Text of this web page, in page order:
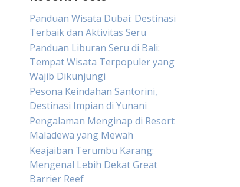
Panduan Wisata Dubai: Destinasi
Terbaik dan Aktivitas Seru
Panduan Liburan Seru di Bali:
Tempat Wisata Terpopuler yang
Wajib Dikunjungi
Pesona Keindahan Santorini,
Destinasi Impian di Yunani
Pengalaman Menginap di Resort
Maladewa yang Mewah
Keajaiban Terumbu Karang:
Mengenal Lebih Dekat Great
Barrier Reef